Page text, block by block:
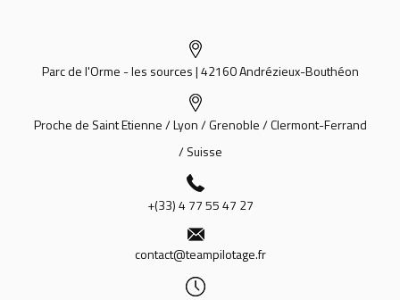
Parc de l'Orme - les sources | 42160 Andrézieux-Bouthéon
Proche de Saint Etienne / Lyon / Grenoble / Clermont-Ferrand
/ Suisse
+(33) 4 77 55 47 27
contact@teampilotage.fr